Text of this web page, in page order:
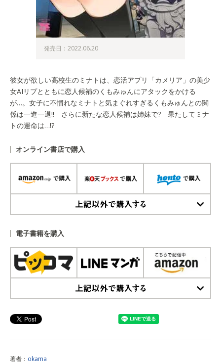
発売日：2022.06.20
彼女が欲しい高校生のミナトは、恋活アプリ「カメリア」の美少
女AIリプとともに恋人候補のくもみゅんにアタックをかける
が…。女子に不慣れなミナトと気まぐれすぎるくもみゅんとの関
係は一進一退!! さらに新たな恋人候補は姉妹で? 果たしてミナ
トの運命は…!?
オンライン書店で購入
電子書籍を購入
著者： okama